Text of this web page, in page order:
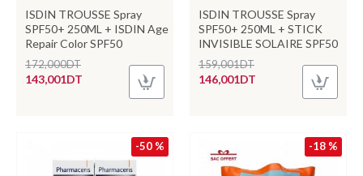
ISDIN TROUSSE Spray
SPF50+ 250ML + ISDIN Age
Repair Color SPF50
143,001DT
172,000DT
ISDIN TROUSSE Spray
SPF50+ 250ML + STICK
INVISIBLE SOLAIRE SPF50
146,001DT
159,001DT
-50 % -18 %